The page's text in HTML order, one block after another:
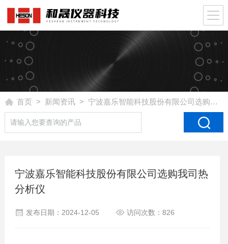
首页 > 新闻资讯> 宁波嘉乐智能科技股份有限公司选购我司热分析仪
宁波嘉乐智能科技股份有限公司选购我司热
分析仪
发布日期：2024-12-05 访问次数：826